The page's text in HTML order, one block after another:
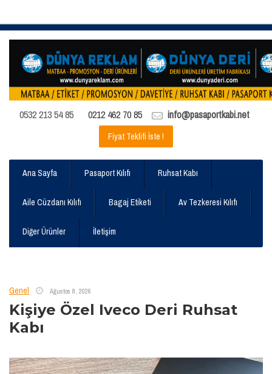
0532 213 54 85 0212 462 70 85 info@pasaportkabi.net
Fiyat Teklifi İste !
Ana Sayfa Pasaport Kılıfı Ruhsat Kabı
Aile Cüzdanı Kılıfı Bagaj Etiketi Av Tezkeresi Kılıfı
Diğer Ürünler İletişim
Genel Ağustos 8, 2026
Kişiye Özel Iveco Deri Ruhsat
Kabı